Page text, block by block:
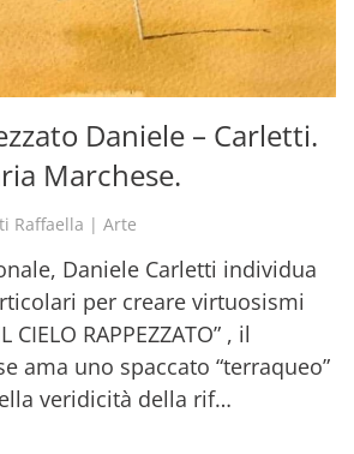
Daniele – Carletti.
Marchese.
Raffaella | Arte
Daniele Carletti individua
per creare virtuosismi
RAPPEZZATO” , il
ama uno spaccato “terraqueo”
veridicità della rif…